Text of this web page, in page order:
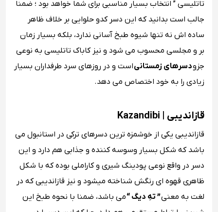
تاتلیسی ” انتخاب بسیار مناسبی برای شما خواهد بود ؛ ضمنا
جالب است بدانید که این دسر کدو حلوایی بر خلاف ظاهر
ساده اش نه تنها شیوه طبخ آسانی ندارد، بلکه بسیار زمان
بر و مجلسی محسوب می شود و نیز کاباک تاتلیسی به نوعی
جزودسرهای زمستانیاست و در روزهای سرد طرفداران بسیار
زیادی را به خود اختصاص می دهد.
قازاندیبی | Kazandibi
قازاندیبی یکی از خوشمزه ترین دسرهای ترکی در استانبول می
باشد که شکل بسیار وسوسه کننده و جذابی هم دارد و این
دسر در واقع نوعی پودینگ شیری و کاراملی بوده که با شکل
ظاهری قهوه ای رنگش شناخته میشود و نیز قازاندیبی که در
لغت به معنی” تهِ دیگ “می باشد، ضمنا با نحوه طبخ این